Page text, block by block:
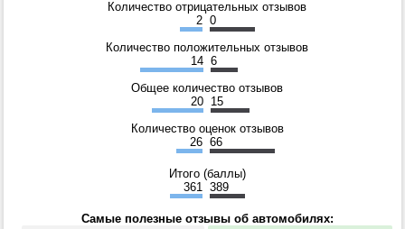
Количество отрицательных отзывов
2 0
Количество положительных отзывов
14 6
Общее количество отзывов
20 15
Количество оценок отзывов
26 66
Итого (баллы)
361 389
Самые полезные отзывы об автомобилях: